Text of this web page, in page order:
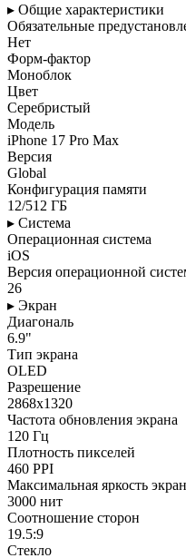
▸ Общие характеристики
Обязательные
Нет
Форм-фактор
Моноблок
Цвет
Серебристый
Модель
iPhone 17 Pro Max
Версия
Global
Конфигурация памяти
12/512 ГБ
▸ Система
Операционная система
iOS
Версия операционной
26
▸ Экран
Диагональ
6.9"
Тип экрана
OLED
Разрешение
2868x1320
Частота обновления экрана
120 Гц
Плотность пикселей
460 PPI
Максимальная яркость
3000 нит
Соотношение сторон
19.5:9
Стекло